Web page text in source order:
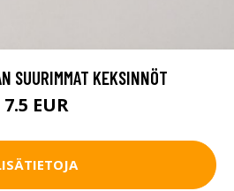
SUURIMMAT KEKSINNÖT
7.5 EUR